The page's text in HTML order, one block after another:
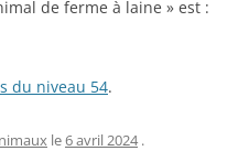
de ferme à laine » est :
du niveau 54.
le6 avril 2024 .